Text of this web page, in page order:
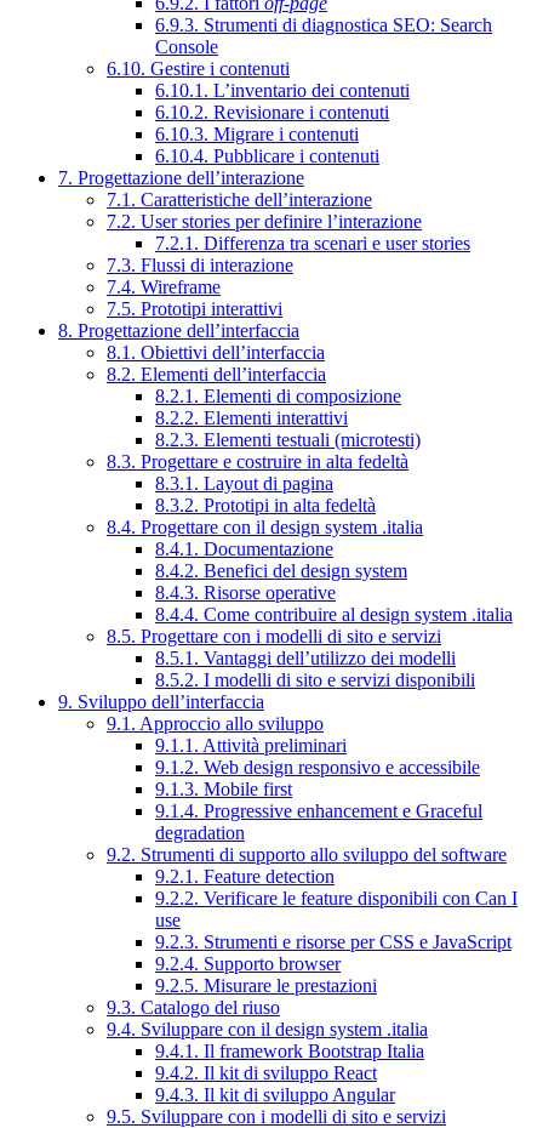
6.9.3. Strumenti di diagnostica SEO: Search
Console
6.10. Gestire i contenuti
6.10.1. L’inventario dei contenuti
6.10.2. Revisionare i contenuti
6.10.3. Migrare i contenuti
6.10.4. Pubblicare i contenuti
7. Progettazione dell’interazione
7.1. Caratteristiche dell’interazione
7.2. User stories per definire l’interazione
7.2.1. Differenza tra scenari e user stories
7.3. Flussi di interazione
7.4. Wireframe
7.5. Prototipi interattivi
8. Progettazione dell’interfaccia
8.1. Obiettivi dell’interfaccia
8.2. Elementi dell’interfaccia
8.2.1. Elementi di composizione
8.2.2. Elementi interattivi
8.2.3. Elementi testuali (microtesti)
8.3. Progettare e costruire in alta fedeltà
8.3.1. Layout di pagina
8.3.2. Prototipi in alta fedeltà
8.4. Progettare con il design system .italia
8.4.1. Documentazione
8.4.2. Benefici del design system
8.4.3. Risorse operative
8.4.4. Come contribuire al design system .italia
8.5. Progettare con i modelli di sito e servizi
8.5.1. Vantaggi dell’utilizzo dei modelli
8.5.2. I modelli di sito e servizi disponibili
9. Sviluppo dell’interfaccia
9.1. Approccio allo sviluppo
9.1.1. Attività preliminari
9.1.2. Web design responsivo e accessibile
9.1.3. Mobile first
9.1.4. Progressive enhancement e Graceful
degradation
9.2. Strumenti di supporto allo sviluppo del software
9.2.1. Feature detection
9.2.2. Verificare le feature disponibili con Can I
use
9.2.3. Strumenti e risorse per CSS e JavaScript
9.2.4. Supporto browser
9.2.5. Misurare le prestazioni
9.3. Catalogo del riuso
9.4. Sviluppare con il design system .italia
9.4.1. Il framework Bootstrap Italia
9.4.2. Il kit di sviluppo React
9.4.3. Il kit di sviluppo Angular
9.5. Sviluppare con i modelli di sito e servizi